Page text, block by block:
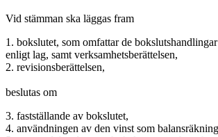
Vid stämman ska läggas fram
1. bokslutet, som omfattar de
enligt lag, samt verksamhetsberättelsen,
2. revisionsberättelsen,
beslutas om
3. fastställande av bokslutet,
4. användningen av den vinst som